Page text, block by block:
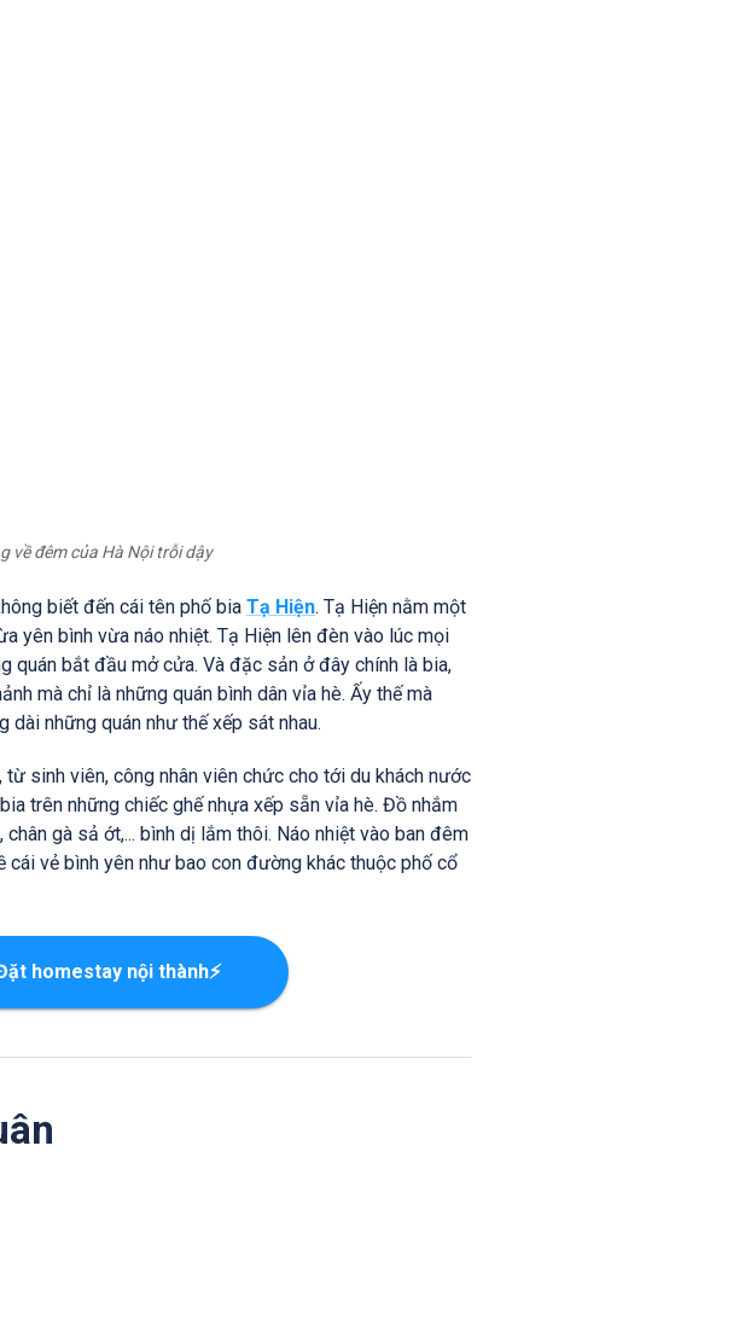
về đêm của Hà Nội trỗi dậy
biết đến cái tên phố bia Tạ Hiện. Tạ Hiện nằm một
yên bình vừa náo nhiệt. Tạ Hiện lên đèn vào lúc mọi
quán bắt đầu mở cửa. Và đặc sản ở đây chính là bia,
mà chỉ là những quán bình dân vỉa hè. Ấy thế mà
dài những quán như thế xếp sát nhau.
sinh viên, công nhân viên chức cho tới du khách nước
trên những chiếc ghế nhựa xếp sẵn vỉa hè. Đồ nhắm
gà sả ớt,... bình dị lắm thôi. Náo nhiệt vào ban đêm
cái vẻ bình yên như bao con đường khác thuộc phố cổ
homestay nội thành⚡